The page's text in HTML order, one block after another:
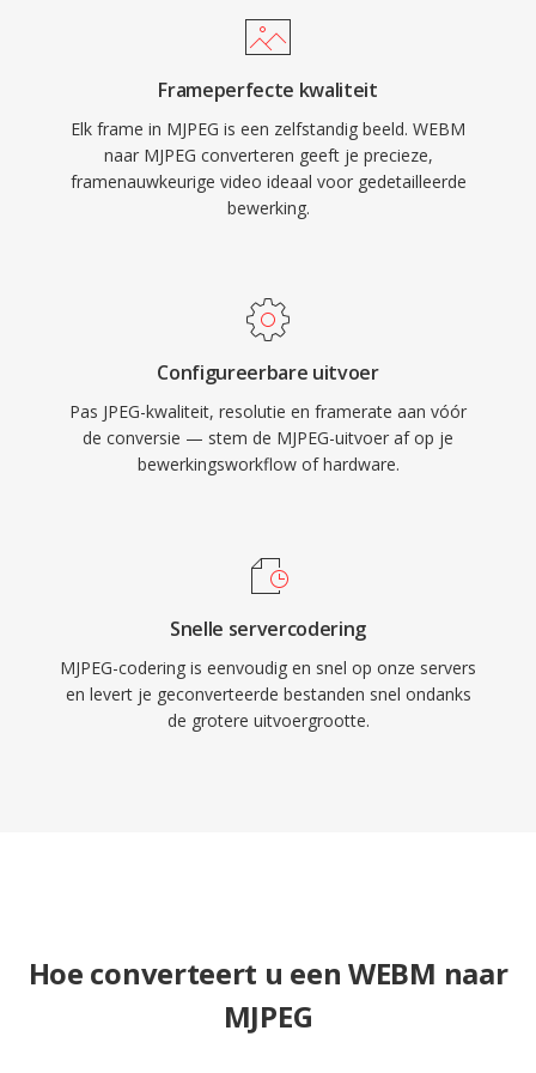
browserondersteuning maakt WebM één
hoeksteen van royaltyvrije web-
beeldvorming en industrieel machine vision,
waar individuele frame-integriteit en lage
verwerkingslatentie zwaarder wegen dan de
hogere bandbreedtevereisten vergeleken met
10:1 tot 20:1 met behoud van goede visuele
kwaliteit, zij het bij aanzienlijk hogere bitrates
dan temporele compressiemethoden voor
vergelijkbare kwaliteit. MJPEG-streams kunnen
via HTTP worden geleverd, waardoor
implementatie in webgebaseerde
decodering zelfs op hardware met beperkte
Frameperfecte kwaliteit
Elk frame in MJPEG is een zelfstandig beeld. WEBM
naar MJPEG converteren geeft je precieze,
framenauwkeurige video ideaal voor gedetailleerde
bewerking.
Configureerbare uitvoer
Pas JPEG-kwaliteit, resolutie en framerate aan vóór
de conversie — stem de MJPEG-uitvoer af op je
bewerkingsworkflow of hardware.
Snelle servercodering
MJPEG-codering is eenvoudig en snel op onze servers
en levert je geconverteerde bestanden snel ondanks
de grotere uitvoergrootte.
Hoe converteert u een WEBM naar
MJPEG